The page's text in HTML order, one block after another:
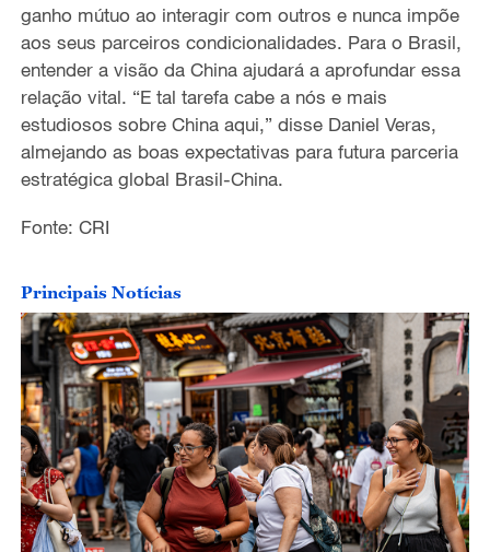
ganho mútuo ao interagir com outros e nunca impõe
aos seus parceiros condicionalidades. Para o Brasil,
entender a visão da China ajudará a aprofundar essa
relação vital. “E tal tarefa cabe a nós e mais
estudiosos sobre China aqui,” disse Daniel Veras,
almejando as boas expectativas para futura parceria
estratégica global Brasil-China.
Fonte: CRI
Principais Notícias